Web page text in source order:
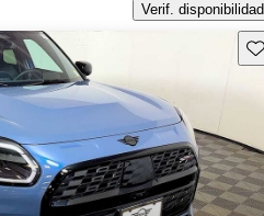
Verif. disponibilidad